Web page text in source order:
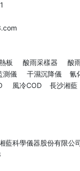
板 酸雨采樣器
酸
測儀 干濕沉降儀
氰
風冷COD 長沙湘藍
藍科學儀器股份有限